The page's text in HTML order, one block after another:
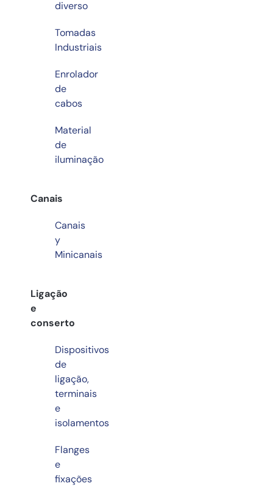
diverso
Tomadas
Industriais
Enrolador
de
cabos
Material
de
iluminação
Canais
Canais
y
Minicanais
Ligação
e
conserto
Dispositivos
de
ligação,
terminais
e
isolamentos
Flanges
e
fixações